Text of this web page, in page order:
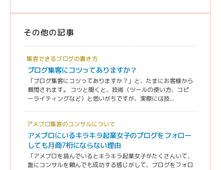
その他の記事
集客できるブログの書き方
ブログ集客にコツってありますか？
「ブログ集客にコツってありますか？」と、たまにお客様から
質問されます。 コツと聞くと、技術（ツールの使い方、コピ
ーライティングなど）と思いがちですが、実際には技...
アメブロ集客のコンサルについて
アメブロにいるキラキラ起業女子のブログをフォロー
しても月商7桁にならない理由
「アメブロを読んでいるとキラキラ起業女子がたくさんいて、
誰にコンサルを頼んでも成功する感じがして、ブログをフォロ